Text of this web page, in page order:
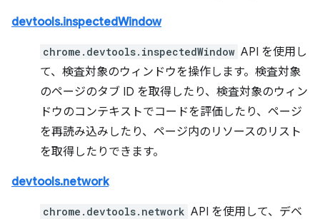
devtools.inspectedWindow
chrome.devtools.inspectedWindow API を使用し
て、検査対象のウィンドウを操作します。検査対象
のページのタブ ID を取得したり、検査対象のウィン
ドウのコンテキストでコードを評価したり、ページ
を再読み込みしたり、ページ内のリソースのリスト
を取得したりできます。
devtools.network
chrome.devtools.network API を使用して、デベ